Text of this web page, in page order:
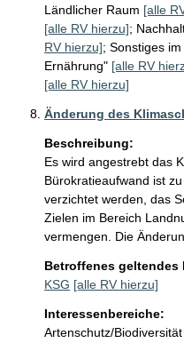
Ländlicher Raum [alle
[alle RV hierzu];
RV hierzu]; Sonstiges
Ernährung" [alle RV
[alle RV hierzu]
Änderung des
Beschreibung:
Es wird angestrebt das
Bürokratieaufwand ist
verzichtet werden, das
Zielen im Bereich
vermengen. Die
Betroffenes geltendes
KSG [alle RV hierzu]
Interessenbereiche:
Artenschutz/Biodiversität